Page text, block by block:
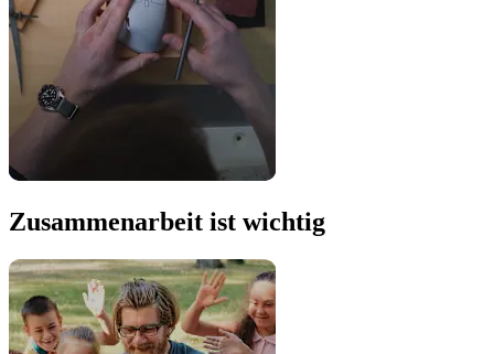
Zusammenarbeit ist wichtig